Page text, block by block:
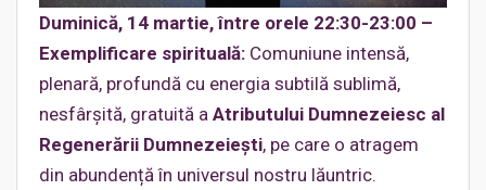
Duminică, 14 martie, între orele 22:30-23:00 –
Exemplificare spirituală: Comuniune intensă,
plenară, profundă cu energia subtilă sublimă,
nesfârşită, gratuită a Atributului Dumnezeiesc al
Regenerării Dumnezeieşti, pe care o atragem
din abundență în universul nostru lăuntric.